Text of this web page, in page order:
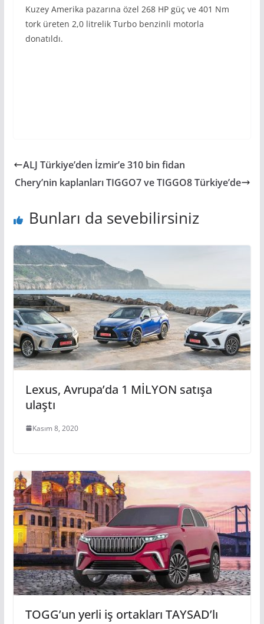
Kuzey Amerika pazarına özel 268 HP güç ve 401 Nm
tork üreten 2,0 litrelik Turbo benzinli motorla
donatıldı.
ALJ Türkiye’den İzmir’e 310 bin fidan
Chery’nin kaplanları TIGGO7 ve TIGGO8 Türkiye’de
Bunları da sevebilirsiniz
Lexus, Avrupa’da 1 MİLYON satışa
ulaştı
Kasım 8, 2020
TOGG’un yerli iş ortakları TAYSAD’lı